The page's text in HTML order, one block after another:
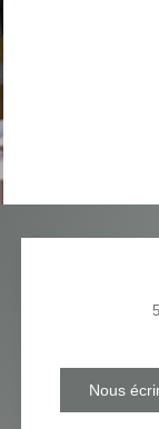
Nous